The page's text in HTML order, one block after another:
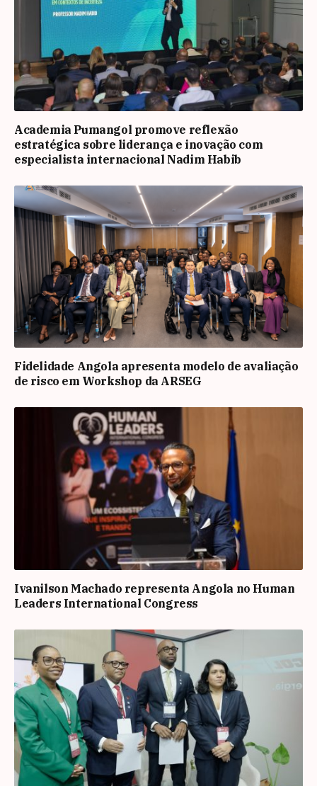
Academia Pumangol promove reflexão
estratégica sobre liderança e inovação com
especialista internacional Nadim Habib
Fidelidade Angola apresenta modelo de avaliação
de risco em Workshop da ARSEG
Ivanilson Machado representa Angola no Human
Leaders International Congress